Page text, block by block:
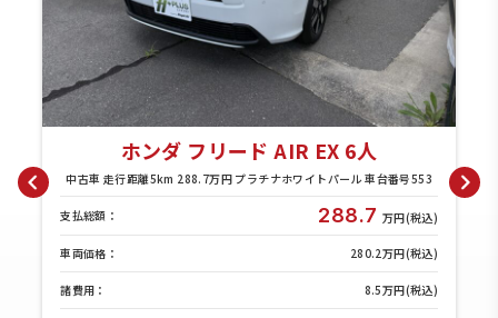
ホンダ フリード AIR EX 6人
中古車 走行距離5km 288.7万円 プラチナホワイトパール 車台番号553
支払総額： 288.7 万円(税込)
車両価格： 280.2万円(税込)
諸費用： 8.5万円(税込)